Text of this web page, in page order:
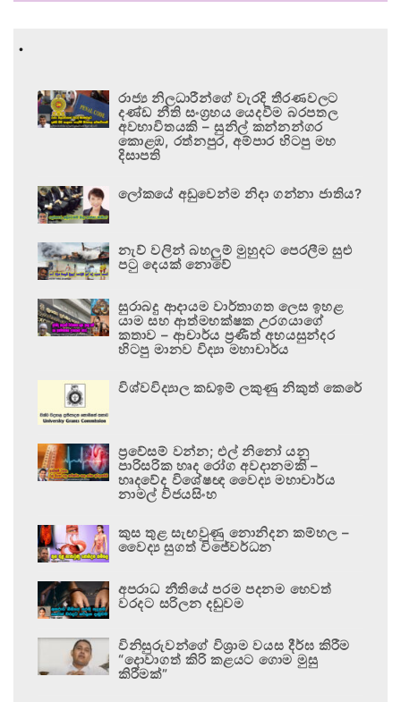
.
රාජ්‍ය නිලධාරීන්ගේ වැරදි තීරණවලට
දණ්ඩ නීති සංග්‍රහය යෙදවීම බරපතල
අවභාවිතයකි – සුනිල් කන්නන්ගර
කොළඹ, රත්නපුර, අම්පාර හිටපු මහ
දිසාපති
ලෝකයේ අඩුවෙන්ම නිදා ගන්නා ජාතිය?
නැව් වලින් බහලුම් මුහුදට පෙරලීම සුළු
පටු දෙයක් නොවේ
සුරාබදු ආදායම වාර්තාගත ලෙස ඉහළ
යාම සහ ආත්මභක්ෂක උරගයාගේ
කතාව – ආචාර්ය ප්‍රණීත් අභයසුන්දර
හිටපු මානව විද්‍යා මහාචාර්ය
විශ්වවිද්‍යාල කඩඉම් ලකුණු නිකුත් කෙරේ
ප්‍රවේසම් වන්න; එල් නිනෝ යනු
පාරිසරික හෘද රෝග අවදානමකි –
හෘදවේද විශේෂඥ වෛද්‍ය මහාචාර්ය
නාමල් විජයසිංහ
කුස තුළ සැඟවුණු නොනිදන කම්හල –
වෛද්‍ය සුගත් විජේවර්ධන
අපරාධ නීතියේ පරම පදනම හෙවත්
වරදට සරිලන දඬුවම
විනිසුරුවන්ගේ විශ්‍රාම වයස දීර්ඝ කිරීම
“දොවාගත් කිරි කළයට ගොම මුසු
කිරීමක්”